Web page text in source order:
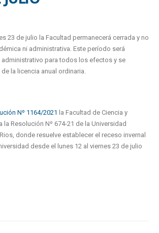
23 de julio la Facultad permanecerá cerrada y no
ni administrativa. Este período será
para todos los efectos y se
la licencia anual ordinaria.
Nº 1164/2021 la Facultad de Ciencia y
la Resolución Nº 674-21 de la Universidad
donde resuelve establecer el receso invernal
desde el lunes 12 al viernes 23 de julio